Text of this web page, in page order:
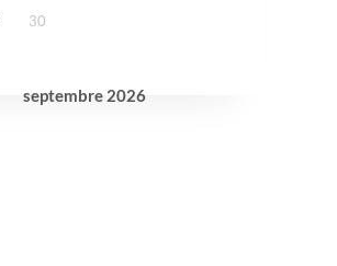
septembre 2026
30